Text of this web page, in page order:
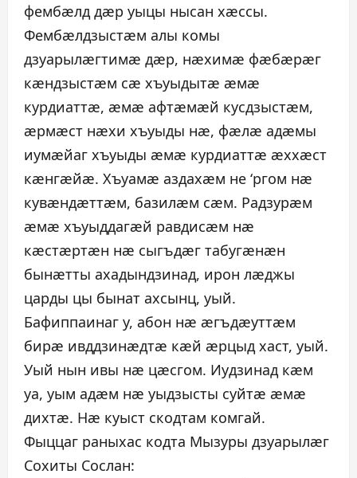
фембæлд дæр уыцы нысан хæссы.
Фембæлдзыстæм алы комы
дзуарылæгтимæ дæр, нæхимæ фæбæрæг
кæндзыстæм сæ хъуыдытæ æмæ
курдиаттæ, æмæ афтæмæй кусдзыстæм,
æрмæст нæхи хъуыды нæ, фæлæ адæмы
иумæйаг хъуыды æмæ курдиаттæ æххæст
кæнгæйæ. Хъуамæ аздахæм не ‘ргом нæ
кувæндæттæм, базилæм сæм. Радзурæм
æмæ хъуыддагæй равдисæм нæ
кæстæртæн нæ сыгъдæг табугæнæн
бынæтты ахадындзинад, ирон лæджы
царды цы бынат ахсынц, уый.
Бафиппаинаг у, абон нæ æгъдæуттæм
бирæ ивддзинæдтæ кæй æрцыд хаст, уый.
Уый нын ивы нæ цæсгом. Иудзинад кæм
уа, уым адæм нæ уыдзысты суйтæ æмæ
дихтæ. Нæ куыст скодтам комгай.
Фыццаг раныхас кодта Мызуры дзуарылæг
Сохиты Сослан: